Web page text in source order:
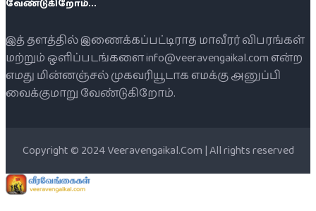
வேண்டுகிறோம்...
இத் தளத்தில் இணைக்கப்பட்டிராத மாவீரர் விபரங்கள்
மற்றும் ஒளிப்படங்களை info@veeravengaikal.com என்ற
எமது மின்னஞ்சல் முகவரியூடாக எமக்கு அனுப்பி
வைக்குமாறு வேண்டுகிறோம்.
Copyright © 2024 Veeravengaikal.Com | All rights reserved